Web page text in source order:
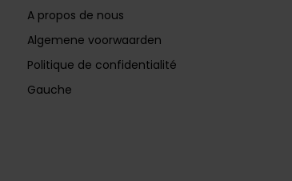
A propos de nous
Algemene voorwaarden
Politique de confidentialité
Gauche